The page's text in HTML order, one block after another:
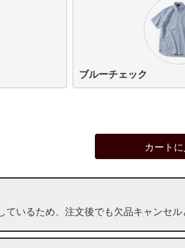
ブルーチェック
カート
ているため、注文後でも欠品キャンセ